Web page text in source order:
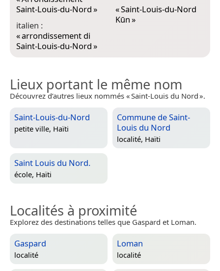
Saint-Louis-du-Nord»
italien :
«arrondissement di
Saint-Louis-du-Nord»
«Saint-Louis-du-Nord
Kūn»
Lieux portant le même nom
Découvrez d’autres lieux nommés « Saint-Louis du Nord ».
Saint-Louis-du-Nord
petite ville, Haïti
Commune de Saint-
Louis du Nord
localité, Haïti
Saint Louis du Nord.
école, Haïti
Localités à proximité
Explorez des destinations telles que Gaspard et Loman.
Gaspard
localité
Loman
localité